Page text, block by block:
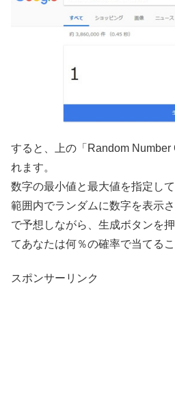
すると、上の「Random Number
れます。
数字の最小値と最大値を指定し
範囲内でランダムに数字を表示
で予想しながら、生成ボタンを
てあなたは何％の確率で当てる
スポンサーリンク